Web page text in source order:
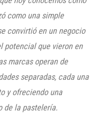
como una simple
convirtió en un negocio
potencial que vieron en
marcas operan de
separadas, cada una
y ofreciendo una
de la pastelería.